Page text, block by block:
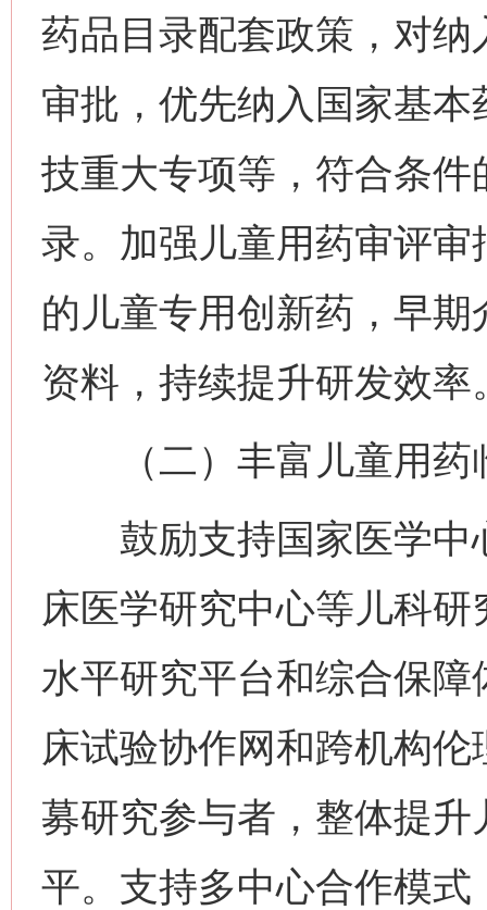
药品目录配套政策，对
审批，优先纳入国家基
技重大专项等，符合条
录。加强儿童用药审评
的儿童专用创新药，早
资料，持续提升研发效率
（二）丰富儿童用药
鼓励支持国家医学中
床医学研究中心等儿科
水平研究平台和综合保
床试验协作网和跨机构
募研究参与者，整体提
平。支持多中心合作模